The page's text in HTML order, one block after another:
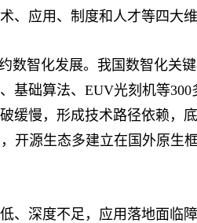
、应用、制度和人才等四大
智化发展。我国数智化关
基础算法、EUV光刻机等
缓慢，形成技术路径依赖，
开源生态多建立在国外原生
深度不足，应用落地面临